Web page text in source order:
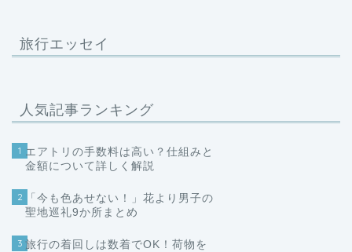
旅行エッセイ
人気記事ランキング
1 エアトリの手数料は高い？仕組みと
金額について詳しく解説
2
「今も色あせない！」花より男子の
聖地巡礼9か所まとめ
3 旅行の着回しは数着でOK！荷物を